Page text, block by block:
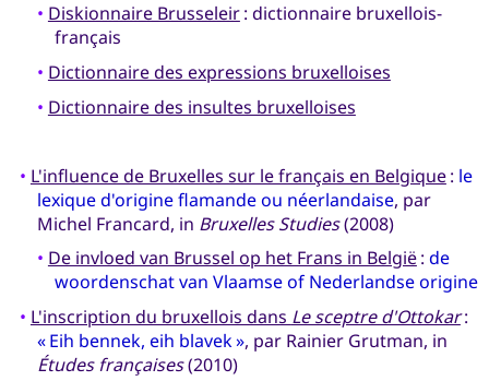
• Diskionnaire Brusseleir: dictionnaire bruxellois-
français
• Dictionnaire des expressions bruxelloises
• Dictionnaire des insultes bruxelloises
• L'influence de Bruxelles sur le français en Belgique: le
lexique d'origine flamande ou néerlandaise, par
Michel Francard, in Bruxelles Studies(2008)
• De invloed van Brussel op het Frans in België: de
woordenschat van Vlaamse of Nederlandse origine
• L'inscription du bruxellois dans Le sceptre d'Ottokar:
« Eih bennek, eih blavek », par Rainier Grutman, in
Études françaises(2010)